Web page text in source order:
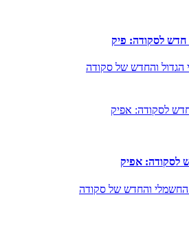
והחדש של סקודה
לסקודה: אפיק
החשמלי והחדש של סקודה